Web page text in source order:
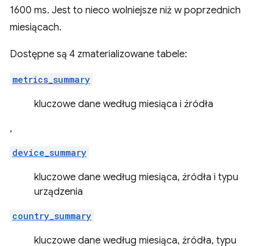
1600 ms. Jest to nieco wolniejsze niż w poprzednich
miesiącach.
Dostępne są 4 zmaterializowane tabele:
metrics_summary
kluczowe dane według miesiąca i źródła
,
device_summary
kluczowe dane według miesiąca, źródła i typu
urządzenia
country_summary
kluczowe dane według miesiąca, źródła, typu